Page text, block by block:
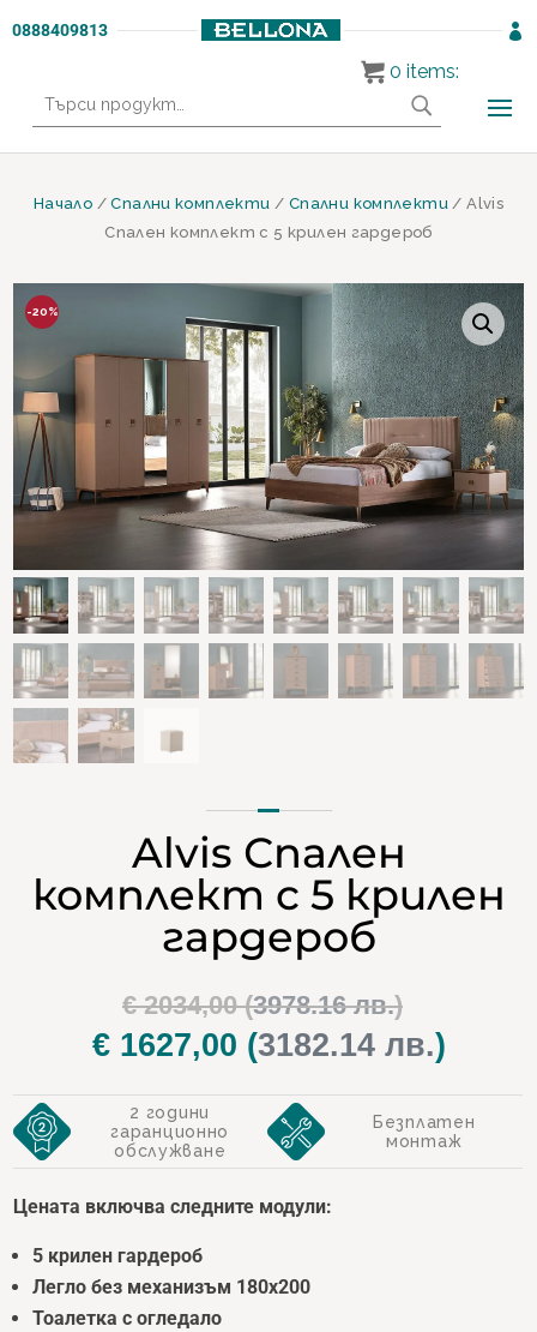
0888409813 
за:
Начало /Спални комплекти / Спални комплекти / Alvis
Спален комплект с 5 крилен гардероб
-20%
Alvis Спален
комплект с 5 крилен
гардероб
€2034,00(3978.16 лв.)
price
€ 2034,00.
€1627,00 (3182.14 лв.)
е:
€
2 години
гаранционно
обслужване
Безплатен
монтаж
Цената включва следните модули:
5 крилен гардероб
Легло без механизъм 180х200
Тоалетка с огледало
0 items: